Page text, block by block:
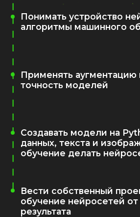
Понимать устройство
алгоритмы машинного
Применять аугментацию
точность моделей
Создавать модели на
данных, текста и
обучение делать
Вести собственный
обучение нейросетей
результата